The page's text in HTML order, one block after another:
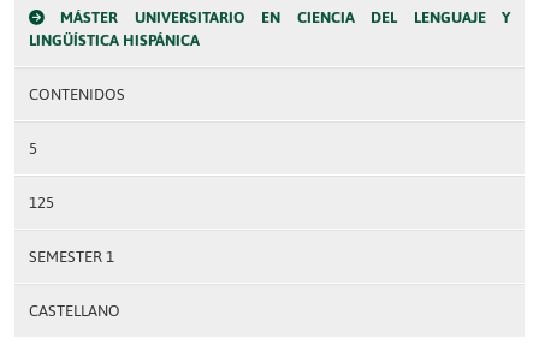
MÁSTER UNIVERSITARIO EN CIENCIA DEL LENGUAJE Y
LINGÜÍSTICA HISPÁNICA
CONTENIDOS
5
125
SEMESTER 1
CASTELLANO